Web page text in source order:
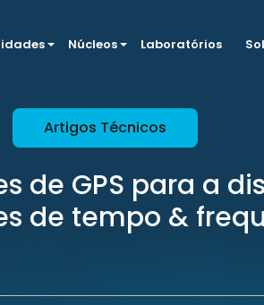
Núcleos Laboratórios
Artigos Técnicos
de GPS para a
de tempo &